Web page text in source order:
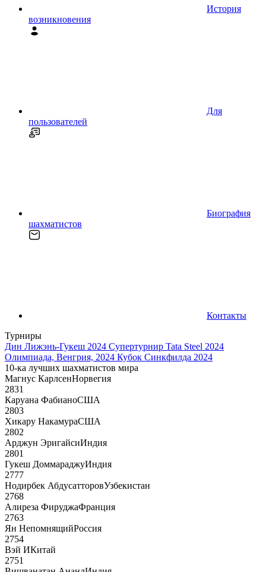
История
возникновения
Для
пользователей
Биография
шахматистов
Контакты
Турниры
Дин Лижэнь-Гукеш 2024 Супертурнир Tata Steel 2024
Олимпиада, Венгрия, 2024 Кубок Синкфилда 2024
10-ка лучших шахматистов мира
Магнус КарлсенНорвегия
2831
Каруана ФабианоСША
2803
Хикару НакамураСША
2802
Арджун ЭригайсиИндия
2801
Гукеш ДоммараджуИндия
2777
Нодирбек АбдусатторовУзбекистан
2768
Алиреза ФируджаФранция
2763
Ян НепомнящийРоссия
2754
Вэй ИКитай
2751